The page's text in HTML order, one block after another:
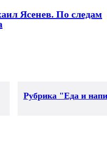
Ясенев. По следам
Рубрика "Еда и